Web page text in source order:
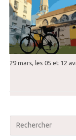
29 mars, les 05 et 12